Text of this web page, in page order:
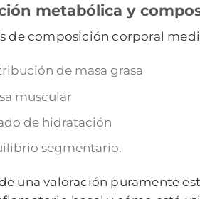
metabólica y
de composición corporal
de masa grasa
muscular
de hidratación
segmentario.
una valoración puramente